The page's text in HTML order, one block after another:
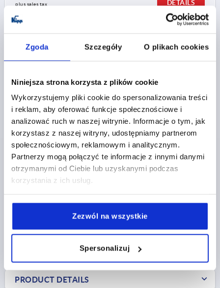
Zgoda Szczegóły O plikach cookies
Niniejsza strona korzysta z plików cookie
Wykorzystujemy pliki cookie do spersonalizowania treści
i reklam, aby oferować funkcje społecznościowe i
analizować ruch w naszej witrynie. Informacje o tym, jak
korzystasz z naszej witryny, udostępniamy partnerom
społecznościowym, reklamowym i analitycznym.
Partnerzy mogą połączyć te informacje z innymi danymi
otrzymanymi od Ciebie lub uzyskanymi podczas
korzystania z ich usług.
Zezwól na wszystkie
Spersonalizuj
plus sales tax
DETAILS
HINGE, FORM:A OVAL 57X30, STAINLESS STEEL A2
1.4301 BLASTED
WIDTH=30
SURFACE FINISH BODY=BLASTED
A1=26
A2=29,5
A3=10
A4=12 B2=9,5 H=10
DIAMETER=4
plus sales tax
DETAILS
PRODUCT DETAILS